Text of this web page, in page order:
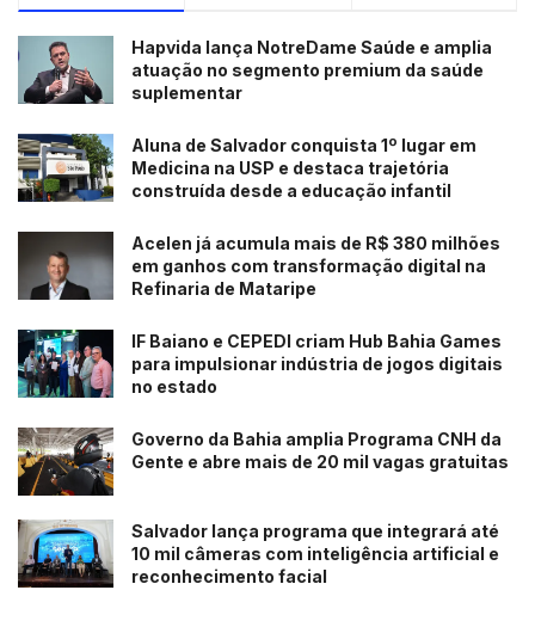
Hapvida lança NotreDame Saúde e amplia
atuação no segmento premium da saúde
suplementar
Aluna de Salvador conquista 1º lugar em
Medicina na USP e destaca trajetória
construída desde a educação infantil
Acelen já acumula mais de R$ 380 milhões
em ganhos com transformação digital na
Refinaria de Mataripe
IF Baiano e CEPEDI criam Hub Bahia Games
para impulsionar indústria de jogos digitais
no estado
Governo da Bahia amplia Programa CNH da
Gente e abre mais de 20 mil vagas gratuitas
Salvador lança programa que integrará até
10 mil câmeras com inteligência artificial e
reconhecimento facial